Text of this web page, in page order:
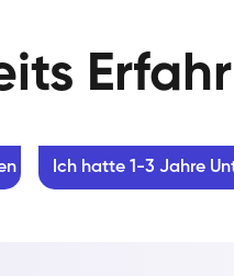
Ich hatte 1-3 Jahre